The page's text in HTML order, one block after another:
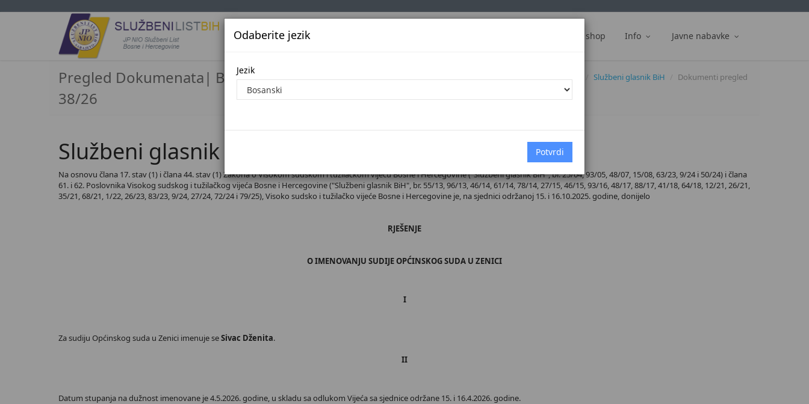
Jezik Službena glasila Web shop Info Javne nabavke
Odaberite jezik
Jezik
Pregled Dokumenata| Broj
38/26
Početna Dokumenti Službeni glasnik BiH Dokumenti pregled
Službeni glasnik BiH, broj 38/26
Na osnovu člana 17. stav (1) i člana 44. stav (1) Zakona o Visokom sudskom i tužilačkom vijeću Bosne i Hercegovine ("Službeni glasnik BiH", br. 25/04, 93/05, 48/07, 15/08, 63/23, 9/24 i 50/24) i člana
61. i 62. Poslovnika Visokog sudskog i tužilačkog vijeća Bosne i Hercegovine ("Službeni glasnik BiH", br. 55/13, 96/13, 46/14, 61/14, 78/14, 27/15, 46/15, 93/16, 48/17, 88/17, 41/18, 64/18, 12/21, 26/21,
35/21, 68/21, 1/22, 26/23, 83/23, 9/24, 27/24, 72/24 i 79/25), Visoko sudsko i tužilačko vijeće Bosne i Hercegovine je, na sjednici održanoj 15. i 16.10.2025. godine, donijelo
RJEŠENJE
O IMENOVANJU SUDIJE OPĆINSKOG SUDA U ZENICI
I
Za sudiju Općinskog suda u Zenici imenuje seSivac Dženita.
II
Datum stupanja na dužnost imenovane je 4.5.2026. godine, u skladu sa odlukom Vijeća sa sjednice održane 15. i 16.4.2026. godine.